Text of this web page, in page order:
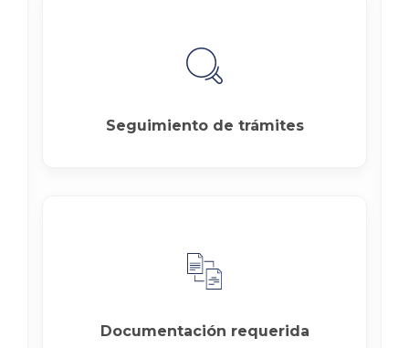
Seguimiento de trámites
Documentación requerida